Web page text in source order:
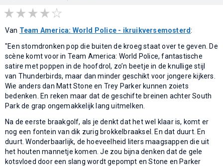
Van Team America: World Police - ikruikversemosterd:
"Een stomdronken pop die buiten de kroeg staat over te geven. De
scène komt voor in Team America: World Police, fantastische
satire met poppen in de hoofdrol, zo’n beetje in de knullige stijl
van Thunderbirds, maar dan minder geschikt voor jongere kijkers.
Wie anders dan Matt Stone en Trey Parker kunnen zoiets
bedenken. En reken maar dat de geschifte breinen achter South
Park de grap ongemakkelijk lang uitmelken.
Na de eerste braakgolf, als je denkt dat het wel klaar is, komt er
nog een fontein van dik zurig brokkelbraaksel. En dat duurt. En
duurt. Wonderbaarlijk, de hoeveelheid liters maagsappen die uit
het houten mannetje komen. Je zou bijna denken dat de gele
kotsvloed door een slang wordt gepompt en Stone en Parker